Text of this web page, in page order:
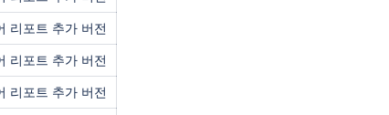
리포트 추가 버전
리포트 추가 버전
리포트 추가 버전